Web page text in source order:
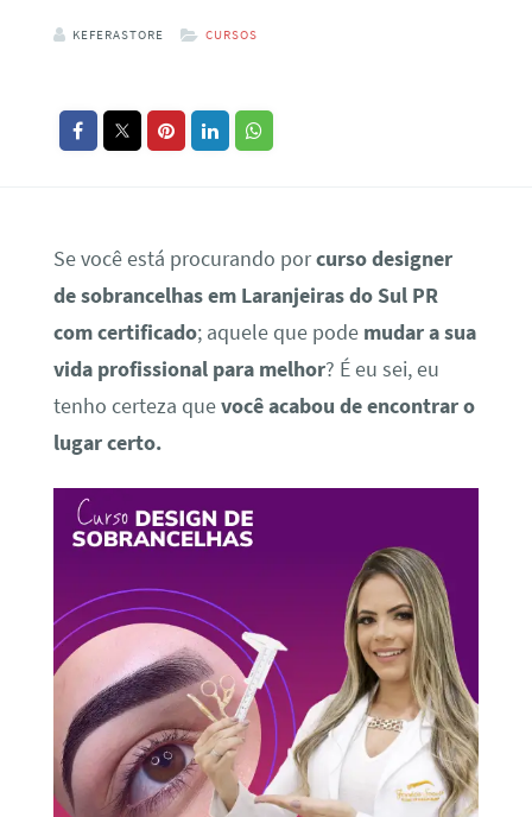
KEFERASTORE CURSOS
Se você está procurando porcurso designer
de sobrancelhas em Laranjeiras do Sul PR
com certificado; aquele que pode mudar a sua
vida profissional para melhor? É eu sei, eu
tenho certeza quevocê acabou de encontrar o
lugar certo.